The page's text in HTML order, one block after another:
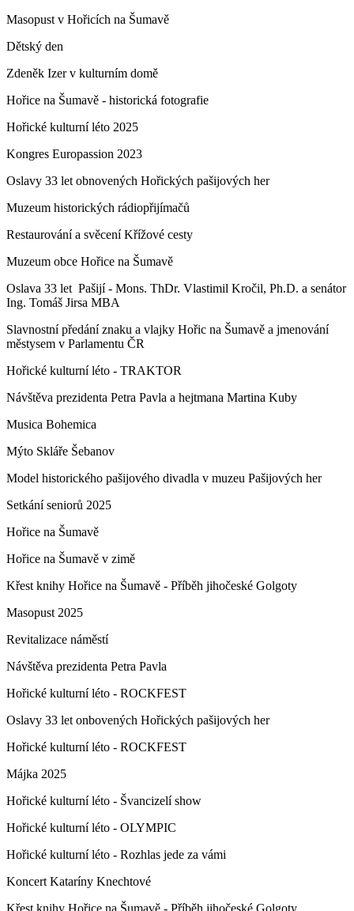
Masopust v Hořicích na Šumavě
Dětský den
Zdeněk Izer v kulturním domě
Hořice na Šumavě - historická fotografie
Hořické kulturní léto 2025
Kongres Europassion 2023
Oslavy 33 let obnovených Hořických pašijových her
Muzeum historických rádiopřijímačů
Restaurování a svěcení Křížové cesty
Muzeum obce Hořice na Šumavě
Oslava 33 let Pašijí - Mons. ThDr. Vlastimil Kročil, Ph.D. a senátor
Ing. Tomáš Jirsa MBA
Slavnostní předání znaku a vlajky Hořic na Šumavě a jmenování
městysem v Parlamentu ČR
Hořické kulturní léto - TRAKTOR
Návštěva prezidenta Petra Pavla a hejtmana Martina Kuby
Musica Bohemica
Mýto Skláře Šebanov
Model historického pašijového divadla v muzeu Pašijových her
Setkání seniorů 2025
Hořice na Šumavě
Hořice na Šumavě v zimě
Křest knihy Hořice na Šumavě - Příběh jihočeské Golgoty
Masopust 2025
Revitalizace náměstí
Návštěva prezidenta Petra Pavla
Hořické kulturní léto - ROCKFEST
Oslavy 33 let onbovených Hořických pašijových her
Hořické kulturní léto - ROCKFEST
Májka 2025
Hořické kulturní léto - Švancizelí show
Hořické kulturní léto - OLYMPIC
Hořické kulturní léto - Rozhlas jede za vámi
Koncert Kataríny Knechtové
Křest knihy Hořice na Šumavě - Příběh jihočeské Golgoty